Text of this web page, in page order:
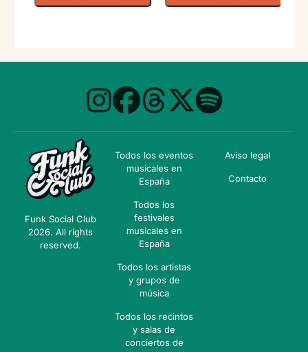
Funk Social Club
2026. All rights
reserved.
Todos los eventos
musicales en
España
Todos los
festivales
musicales en
España
Todos los artistas
y grupos de
música
Todos los recintos
y salas de
conciertos de
Aviso legal
Contacto